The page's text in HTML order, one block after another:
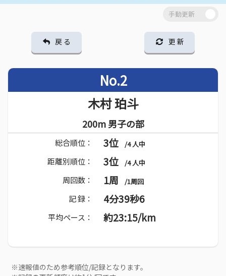
戻 る 更 新
No.2
木村 珀斗
200m 男子の部
総合順位： 3位 /4 人中
距離別順位： 3位 /4 人中
周回数： 1周 /1周回
記 録： 4分39秒6
平均ペース： 約23:15/km
※速報値のため参考順位/記録となります。